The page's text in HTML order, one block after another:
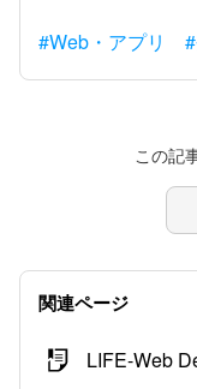
#Web・アプリ
この記
関連ページ
LIFE-Web